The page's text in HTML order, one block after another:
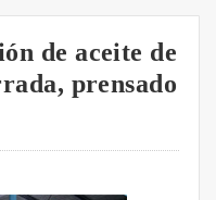
de aceite de
prensado